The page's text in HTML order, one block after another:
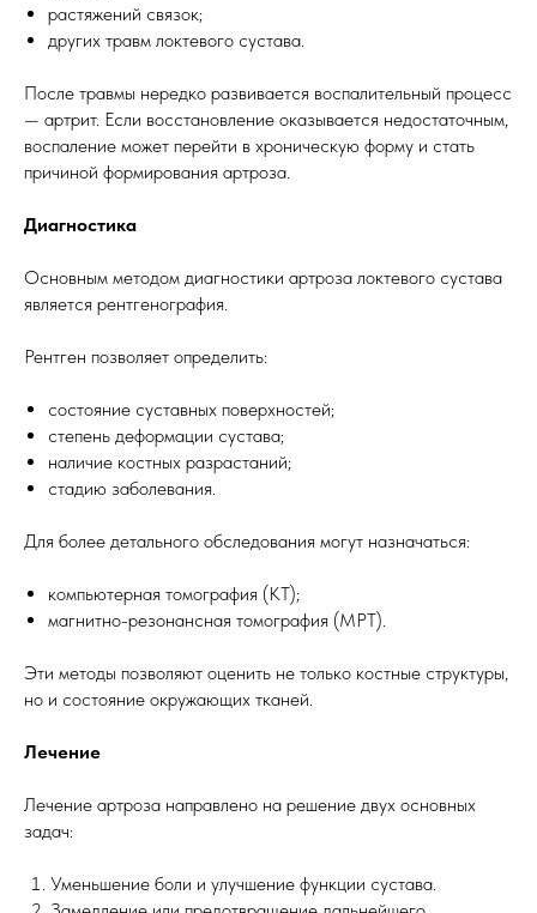
растяжений связок;
других травм локтевого сустава.
После травмы нередко развивается воспалительный процесс
— артрит. Если восстановление оказывается недостаточным,
воспаление может перейти в хроническую форму и стать
причиной формирования артроза.
Диагностика
Основным методом диагностики артроза локтевого сустава
является рентгенография.
Рентген позволяет определить:
состояние суставных поверхностей;
степень деформации сустава;
наличие костных разрастаний;
стадию заболевания.
Для более детального обследования могут назначаться:
компьютерная томография (КТ);
магнитно-резонансная томография (МРТ).
Эти методы позволяют оценить не только костные структуры,
но и состояние окружающих тканей.
Лечение
Лечение артроза направлено на решение двух основных
задач:
Уменьшение боли и улучшение функции сустава.